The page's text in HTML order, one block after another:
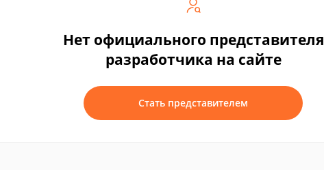
Нет официального представителя
разработчика на сайте
Стать представителем